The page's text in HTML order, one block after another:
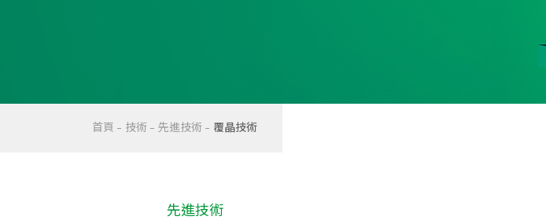
首頁 技術 先進技術 覆晶技術
先進技術